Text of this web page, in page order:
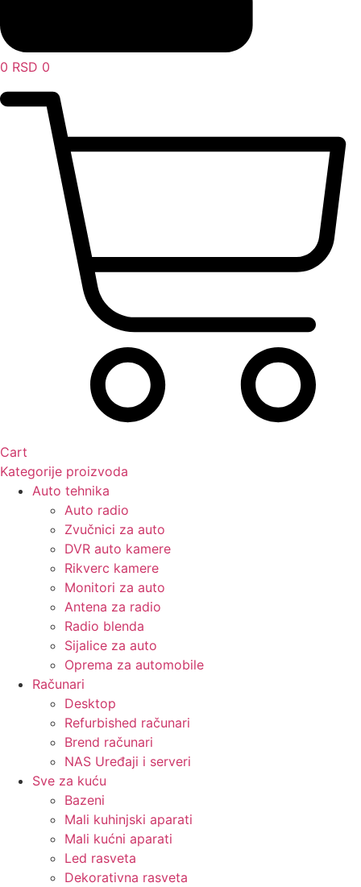
0 RSD 0
Cart
Kategorije proizvoda
Auto tehnika
Auto radio
Zvučnici za auto
DVR auto kamere
Rikverc kamere
Monitori za auto
Antena za radio
Radio blenda
Sijalice za auto
Oprema za automobile
Računari
Desktop
Refurbished računari
Brend računari
NAS Uređaji i serveri
Sve za kuću
Bazeni
Mali kuhinjski aparati
Mali kućni aparati
Led rasveta
Dekorativna rasveta